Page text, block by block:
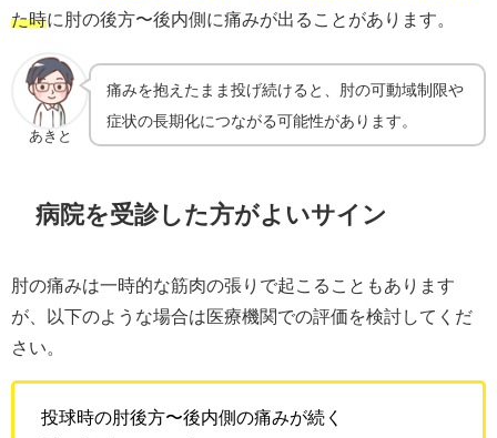
た時に肘の後方〜後内側に痛みが出ることがあります。
あきと
痛みを抱えたまま投げ続けると、肘の可動域制限や
症状の長期化につながる可能性があります。
病院を受診した方がよいサイン
肘の痛みは一時的な筋肉の張りで起こることもあります
が、以下のような場合は医療機関での評価を検討してくだ
さい。
投球時の肘後方〜後内側の痛みが続く